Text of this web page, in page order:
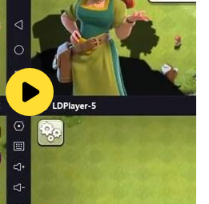
例，平胡只有一番，在無花的情
才足以湊夠三番，觀塘會館為三
是不足夠胡牌，你可以選擇北角
胡。
也沒有試過
留下狠評語，每次制作團隊亦感
不好的情況下，自摸的機會率亦
是1／4），有時候運氣差確實
隊真的解釋不到，只可以說如果
很著緊的話，請暫時停一停，一